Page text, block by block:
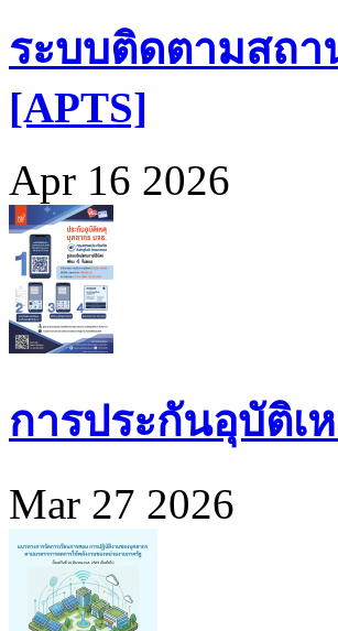
ระบบติดตามสถ
[APTS]
Apr 16 2026
การประกันอุบัติเ
Mar 27 2026